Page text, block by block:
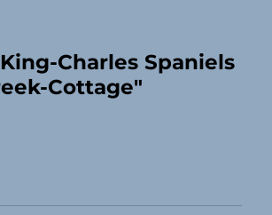
Charles Spaniels
Cottage"